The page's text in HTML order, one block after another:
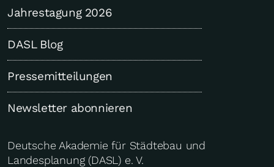
Jahrestagung 2026
DASL Blog
Pressemitteilungen
Newsletter abonnieren
Deutsche Akademie für Städtebau und
Landesplanung (DASL) e. V.